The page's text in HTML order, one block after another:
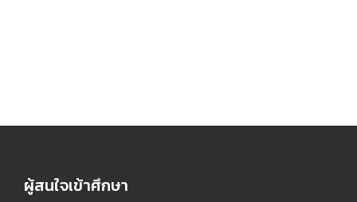
ผู้สนใจเข้าศึกษา